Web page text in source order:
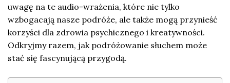
uwagę na te audio-wrażenia, które nie tylko
wzbogacają nasze podróże, ale także mogą przynieść
korzyści dla zdrowia psychicznego i kreatywności.
Odkryjmy razem, jak podróżowanie słuchem może
stać się fascynującą przygodą.